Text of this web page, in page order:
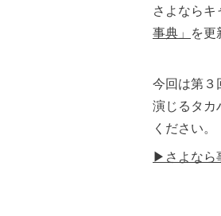
さよならキ
事典」
を更
今回は第３
演じるタカ
ください。
▶さよなら